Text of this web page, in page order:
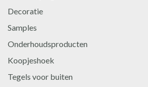
Decoratie
Samples
Onderhoudsproducten
Koopjeshoek
Tegels voor buiten